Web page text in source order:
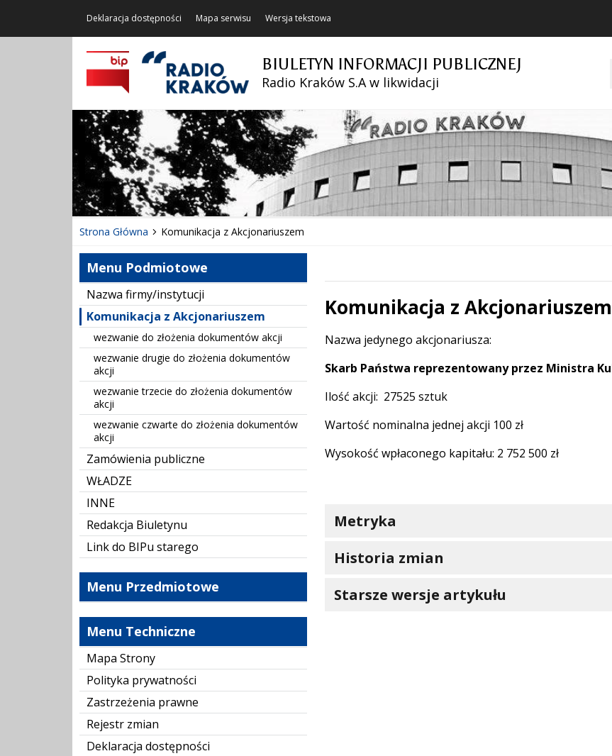
Deklaracja dostępności Mapa serwisu Wersja tekstowa
BIULETYN INFORMACJI PUBLICZNEJ
Radio Kraków S.A w likwidacji
Strona Główna Komunikacja z Akcjonariuszem
Menu Podmiotowe
Nazwa firmy/instytucji
Komunikacja z Akcjonariuszem
wezwanie do złożenia dokumentów akcji
wezwanie drugie do złożenia dokumentów
akcji
wezwanie trzecie do złożenia dokumentów
akcji
wezwanie czwarte do złożenia dokumentów
akcji
Zamówienia publiczne
WŁADZE
INNE
Redakcja Biuletynu
Link do BIPu starego
Menu Przedmiotowe
Menu Techniczne
Mapa Strony
Polityka prywatności
Zastrzeżenia prawne
Rejestr zmian
Deklaracja dostępności
Komunikacja z Akcjonariuszem
Treść
Nazwa jedynego akcjonariusza:
Skarb Państwa reprezentowany przez Ministra
Ilość akcji: 27525 sztuk
Wartość nominalna jednej akcji 100 zł
Wysokość wpłaconego kapitału: 2 752 500 zł
Metryka
Historia zmian
Starsze wersje artykułu